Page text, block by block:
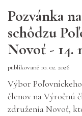
Pozvánka
schôdzu
Novoť - 14.
publikované 10. 02. 2026
Výbor
členov na Výročnú
združenia Novoť,